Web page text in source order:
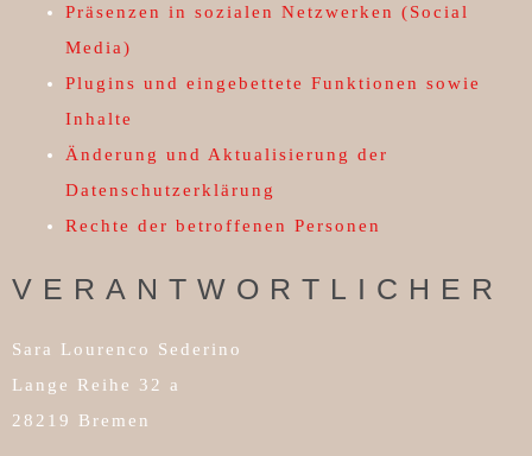
Präsenzen in sozialen Netzwerken (Social
Media)
Plugins und eingebettete Funktionen sowie
Inhalte
Änderung und Aktualisierung der
Datenschutzerklärung
Rechte der betroffenen Personen
VERANTWORTLICHER
Sara Lourenco Sederino
Lange Reihe 32 a
28219 Bremen